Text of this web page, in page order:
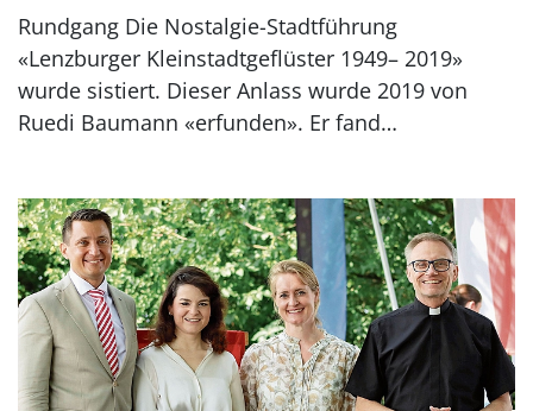
Rundgang Die Nostalgie-Stadtführung
«Lenzburger Kleinstadtgeflüster 1949– 2019»
wurde sistiert. Dieser Anlass wurde 2019 von
Ruedi Baumann «erfunden». Er fand…